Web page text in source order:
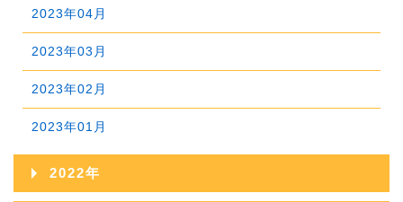
2025年01月
2023年04月
2023年03月
2023年02月
2023年01月
2022年